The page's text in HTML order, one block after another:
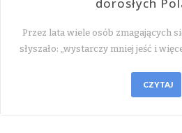
dorosłych
Przez lata wiele osób zmagających
słyszało: „wystarczy mniej jeść i
CZYTAJ